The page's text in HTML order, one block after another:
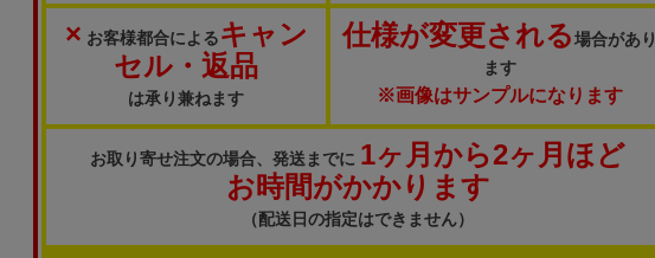
× お客様都合によるキャン
セル・返品
は承り兼ねます
仕様が変更される場合があり
ます
※画像はサンプルになります
お取り寄せ注文の場合、発送までに 1ヶ月から2ヶ月ほど
お時間がかかります
（配送日の指定はできません）